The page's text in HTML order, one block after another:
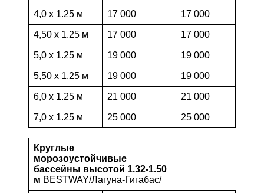
4,0 х 1.25 м 17 000 17 000
4,50 х 1.25 м 17 000 17 000
5,0 х 1.25 м 19 000 19 000
5,50 х 1.25 м 19 000 19 000
6,0 х 1.25 м 21 000 21 000
7,0 х 1.25 м 25 000 25 000
Круглые
морозоустойчивые
бассейны высотой 1.32-1.50
м BESTWAY/Лагуна-Гигабас/